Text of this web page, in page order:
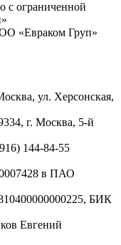
с ограниченной
«Евраком Груп»
ул. Херсонская,
г. Москва, 5-й
144-84-55
в ПАО
БИК
Евгений